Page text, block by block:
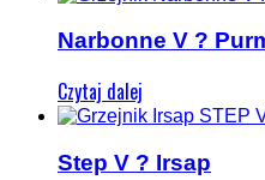
Narbonne V ?
Czytaj dalej
Step V ? Irsap